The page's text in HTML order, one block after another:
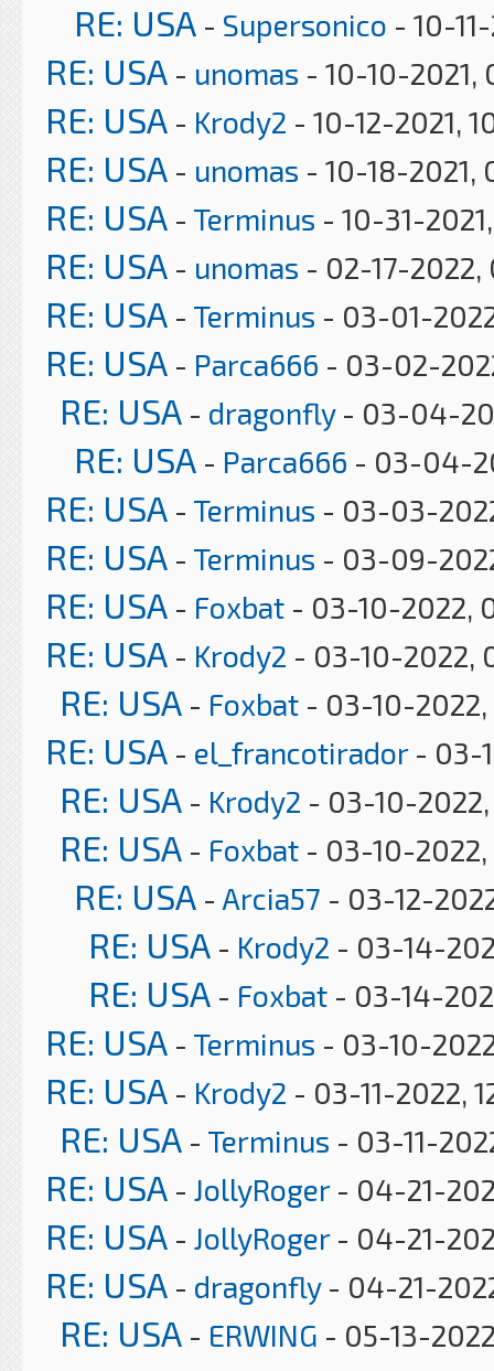
RE: USA - Supersonico - 10-
RE: USA - unomas - 10-10-2021,
RE: USA - Krody2 - 10-12-2021,
RE: USA - unomas - 10-18-2021,
RE: USA - Terminus - 10-31-
RE: USA - unomas - 02-17-2022,
RE: USA - Terminus - 03-01-
RE: USA - Parca666 - 03-02-
RE: USA - dragonfly- 03-04-
RE: USA - Parca666 - 03-04-
RE: USA - Terminus - 03-03-
RE: USA - Terminus - 03-09-
RE: USA - Foxbat - 03-10-2022,
RE: USA - Krody2 - 03-10-2022,
RE: USA - Foxbat - 03-10-2022,
RE: USA - el_francotirador- 03-
RE: USA - Krody2 - 03-10-
RE: USA - Foxbat - 03-10-2022,
RE: USA - Arcia57 - 03-12-
RE: USA - Krody2 - 03-14-
RE: USA - Foxbat - 03-14-
RE: USA - Terminus - 03-10-
RE: USA - Krody2 - 03-11-2022,
RE: USA - Terminus - 03-11-
RE: USA - JollyRoger- 04-21-
RE: USA - JollyRoger- 04-21-
RE: USA - dragonfly- 04-21-
RE: USA - ERWING - 05-13-